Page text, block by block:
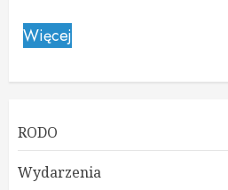
Więcej
RODO
Wydarzenia